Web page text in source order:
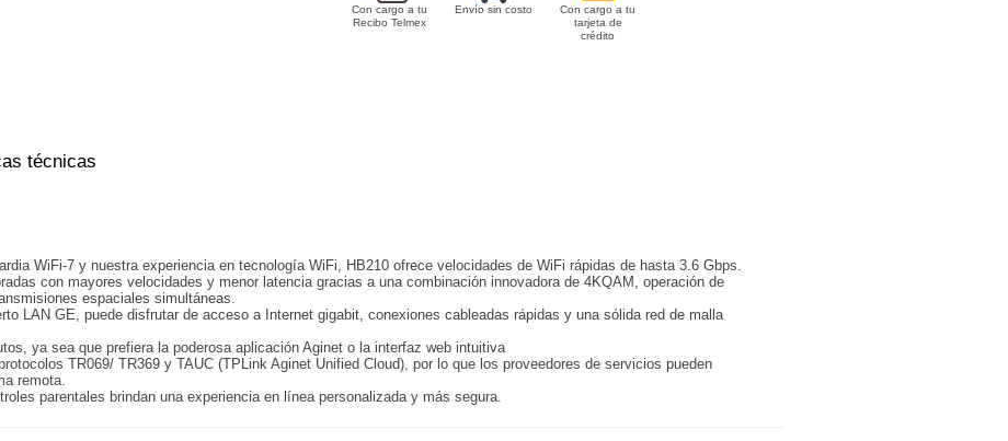
Con cargo a tu
Recibo Telmex
Envío sin costo
Con cargo a tu
tarjeta de
crédito
técnicas
WiFi-7 y nuestra experiencia en tecnología WiFi, HB210 ofrece velocidades de WiFi rápidas de hasta 3.6 Gbps.
con mayores velocidades y menor latencia gracias a una combinación innovadora de 4KQAM, operación de
espaciales simultáneas.
LAN GE, puede disfrutar de acceso a Internet gigabit, conexiones cableadas rápidas y una sólida red de malla
ya sea que prefiera la poderosa aplicación Aginet o la interfaz web intuitiva
TR069/ TR369 y TAUC (TPLink Aginet Unified Cloud), por lo que los proveedores de servicios pueden
remota.
parentales brindan una experiencia en línea personalizada y más segura.